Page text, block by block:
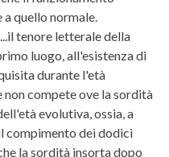
quello normale.
tenore letterale della
luogo, all'esistenza di
durante l'età
compete ove la sordità
evolutiva, ossia, a
compimento dei dodici
la sordità insorta dopo